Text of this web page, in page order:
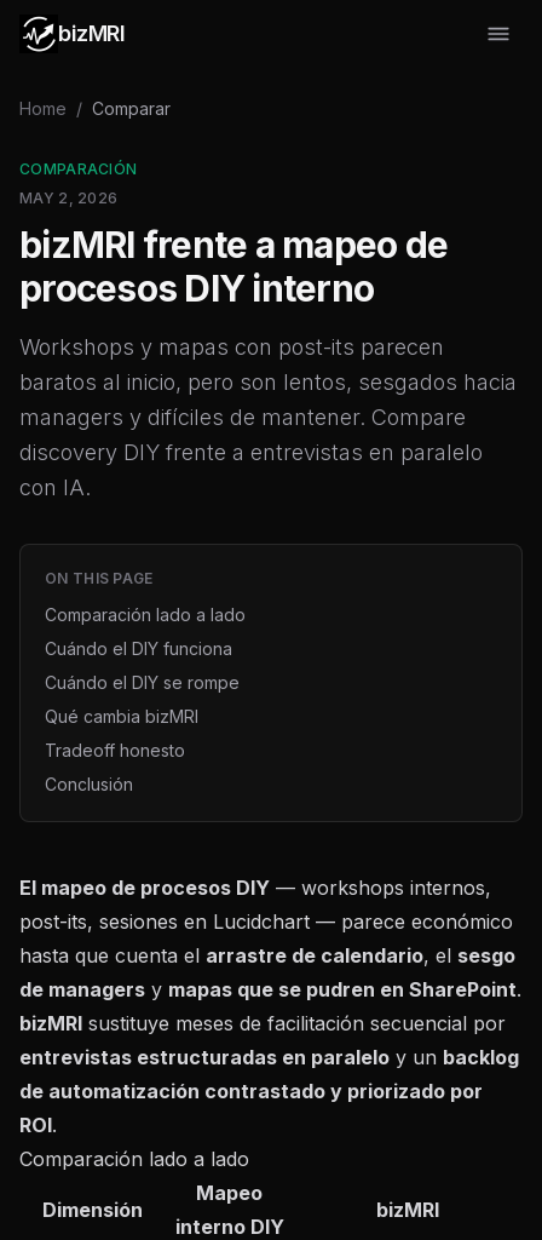
bizMRI
Home / Comparar
COMPARACIÓN
MAY 2, 2026
bizMRI frente a mapeo de
procesos DIY interno
Workshops y mapas con post-its parecen
baratos al inicio, pero son lentos, sesgados hacia
managers y difíciles de mantener. Compare
discovery DIY frente a entrevistas en paralelo
con IA.
ON THIS PAGE
Comparación lado a lado
Cuándo el DIY funciona
Cuándo el DIY se rompe
Qué cambia bizMRI
Tradeoff honesto
Conclusión
El mapeo de procesos DIY — workshops internos,
post-its, sesiones en Lucidchart — parece económico
hasta que cuenta el arrastre de calendario, el sesgo
de managers y mapas que se pudren en SharePoint.
bizMRI sustituye meses de facilitación secuencial por
entrevistas estructuradas en paralelo y un backlog
de automatización contrastado y priorizado por
ROI.
Comparación lado a lado
Dimensión
Mapeo
interno DIY
bizMRI